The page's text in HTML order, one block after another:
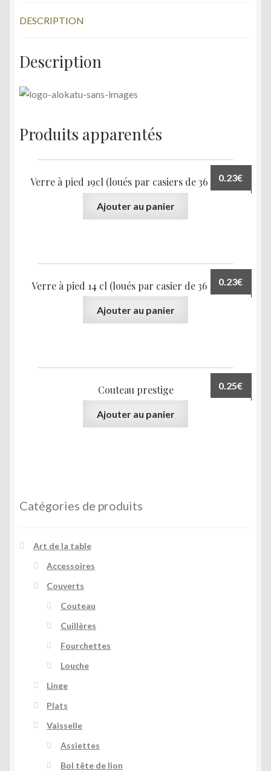
casiers
pièces)
DESCRIPTION
Description
Produits apparentés
Verre à pied 19cl (loués par casiers de 36 pièces)
0.23€
Ajouter au panier
Verre à pied 14 cl (loués par casier de 36 pièces)
0.23€
Ajouter au panier
Couteau prestige 0.25€
Ajouter au panier
Catégories de produits
Art de la table
Accessoires
Couverts
Couteau
Cuillères
Fourchettes
Louche
Linge
Plats
Vaisselle
Assiettes
Bol tête de lion